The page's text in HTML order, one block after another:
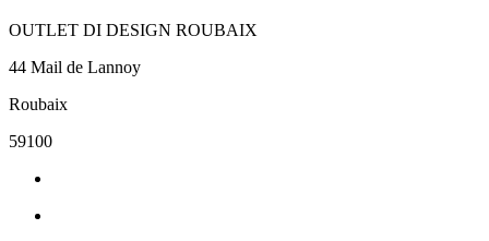
OUTLET DI DESIGN ROUBAIX
44 Mail de Lannoy
Roubaix
59100